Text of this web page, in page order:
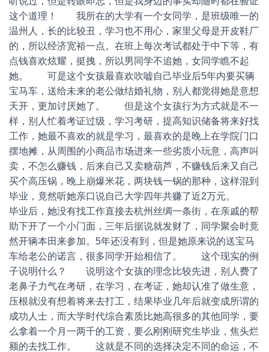
这个道理！ 我所在的大学有一个女同学，是班级唯一的
温州人，长的比较丑，学习也不用心，家里父母是开皮鞋厂
的，所以经济宽裕一点。在班上每次考试都处于中下等，有
点钱喜欢炫耀，挺拽，所以男同学不追她，女同学瞧不起
她。 可是这个女孩最喜欢吹嘘自己毕业后5年内要买辆
宝马车，送给未来的老公做结婚礼物，别人都觉得她是意想
天开，更加讨厌她了。 但是这个女孩行为方式就是不一
样，别人忙着考证过级，学习考研，提高知识储备将来好找
工作，她最不喜欢的就是学习，最喜欢的是晚上在学院门口
摆地摊，从周围的小商品市场进来一些劣质小玩意，高声叫
卖，不怎么赚钱，后来自己又卖糖葫芦，不赚钱后来又自己
买个高压锅，晚上崩爆米花，两块钱一锅的那种，这样混到
毕业，竟然听她亲口说自己大学四年共赚了近2万元。
毕业后，她没有找工作直接去杭州丝绸一条街，在亲戚的帮
助下开了一个小门面，三年后据说就发财了，同学聚会时竟
然开辆本田来参加。5年还没有到，但是她原来说的送宝马
车给老公的诺言，很多同学开始相信了。 这个现实的例
子说明什么？ 说明这个女孩的理念比较先进，别人费了
老鼻子力气在考研，在学习，在考证，她却认准了做生意，
压根就没有想着将来去打工，结果毕业几年后就变成所谓的
成功人士，而大学时代综合素质比她高很多的其他同学，要
么拿着一个月一两千的工资，要么刚刚研究生毕业，焦头烂
额的去找工作。 这就是不同的选择决定不同的命运，不